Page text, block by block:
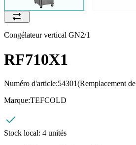
Congélateur vertical GN2/1
RF710X1
Numéro d'article:54301(Remplacement
Marque:TEFCOLD
Stock local: 4 unités